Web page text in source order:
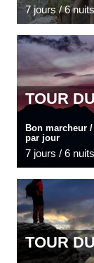
7 jours / 6 nuits
TOUR
Bon marcheur
par jour
7 jours / 6 nuits
TOUR